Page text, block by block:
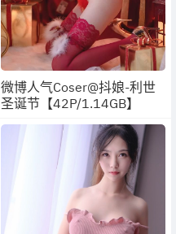
微博人气Coser@抖娘-利世
圣诞节【42P/1.14GB】